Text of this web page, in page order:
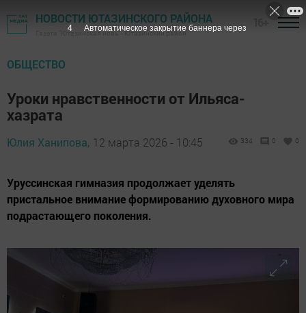
НОВОСТИ ЮТАЗИНСКОГО РАЙОНА
Газета "Ютазинская новь" - Ютазинский район
ОБЩЕСТВО
Уроки нравственности от Ильяса-
хазрата
Юлия Ханипова, 12 марта 2026 - 10:45 334 0 0
Уруссинская гимназия продолжает уделять
пристальное внимание формированию духовного мира
подрастающего поколения.
3 Автоматическое закрытие баннера через